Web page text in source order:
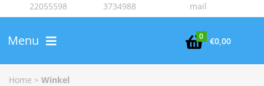
22055598
3734988
mail

0 €0,00
Menu
Home > Winkel